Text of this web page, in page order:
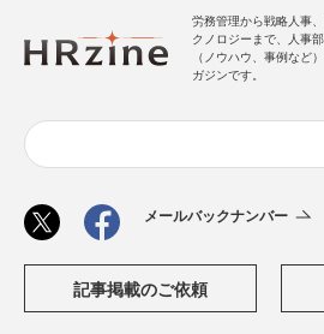
労務管理から戦略人事
クノロジーまで、人事
（ノウハウ、事例など
ガジンです。
メールバックナンバー
記事掲載のご依頼